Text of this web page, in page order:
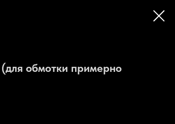
обмотки примерно